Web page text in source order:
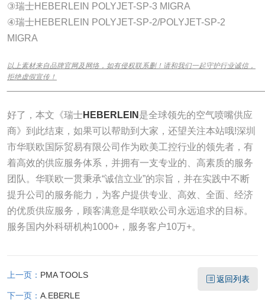
③瑞士HEBERLEIN POLYJET-SP-3 MIGRA
④瑞士HEBERLEIN POLYJET-SP-2/POLYJET-SP-2
MIGRA
以上素材来自品牌官网及网络，如有侵权联系删！请和我们一起守护行业诚信，
拒绝虚假宣传！
好了，本文《瑞士HEBERLEIN 是全球领先的空气喷嘴供应
商》到此结束，如果可以帮助到大家，还望关注本站哦!深圳
市华联欧国际贸易有限公司作为欧美工控行业的领先者，有
着高效的供应服务体系，并拥有一支专业的、高素质的服务
团队。华联欧一贯秉承“诚信立业”的宗旨，并在实践中不断
提升公司的服务能力，为客户提供专业、高效、全面、经济
的优质供应服务，顾客满意是华联欧公司永远追求的目标。
服务国内外科研机构1000+，服务客户10万+。
上一页： PMA TOOLS
下一页： A.EBERLE
返回列表